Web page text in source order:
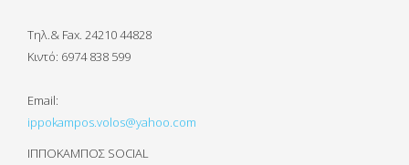
Τηλ.& Fax. 24210 44828
Κιντό: 6974 838 599
Email:
ippokampos.volos@yahoo.com
ΙΠΠΟΚΑΜΠΟΣ SOCIAL